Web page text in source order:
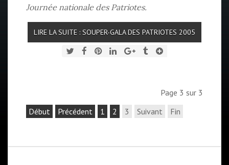
Journée nationale des Patriotes.
LIRE LA SUITE : SOUPER-GALA DES PATRIOTES 2005
Page 3 sur 3
Début
Précédent 1 2 3 Suivant Fin